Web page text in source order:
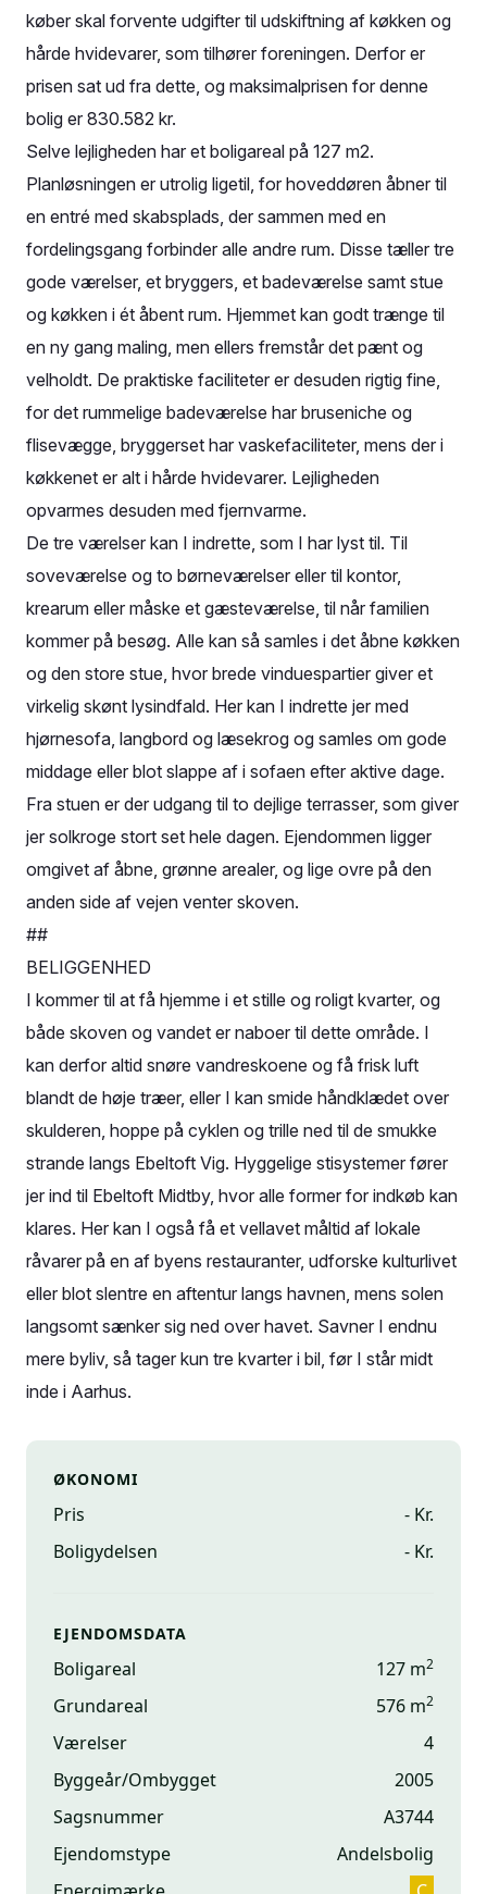
køber skal forvente udgifter til udskiftning af køkken og
hårde hvidevarer, som tilhører foreningen. Derfor er
prisen sat ud fra dette, og maksimalprisen for denne
bolig er 830.582 kr.
Selve lejligheden har et boligareal på 127 m2.
Planløsningen er utrolig ligetil, for hoveddøren åbner til
en entré med skabsplads, der sammen med en
fordelingsgang forbinder alle andre rum. Disse tæller tre
gode værelser, et bryggers, et badeværelse samt stue
og køkken i ét åbent rum. Hjemmet kan godt trænge til
en ny gang maling, men ellers fremstår det pænt og
velholdt. De praktiske faciliteter er desuden rigtig fine,
for det rummelige badeværelse har bruseniche og
flisevægge, bryggerset har vaskefaciliteter, mens der i
køkkenet er alt i hårde hvidevarer. Lejligheden
opvarmes desuden med fjernvarme.
De tre værelser kan I indrette, som I har lyst til. Til
soveværelse og to børneværelser eller til kontor,
krearum eller måske et gæsteværelse, til når familien
kommer på besøg. Alle kan så samles i det åbne køkken
og den store stue, hvor brede vinduespartier giver et
virkelig skønt lysindfald. Her kan I indrette jer med
hjørnesofa, langbord og læsekrog og samles om gode
middage eller blot slappe af i sofaen efter aktive dage.
Fra stuen er der udgang til to dejlige terrasser, som giver
jer solkroge stort set hele dagen. Ejendommen ligger
omgivet af åbne, grønne arealer, og lige ovre på den
anden side af vejen venter skoven.
##
BELIGGENHED
I kommer til at få hjemme i et stille og roligt kvarter, og
både skoven og vandet er naboer til dette område. I
kan derfor altid snøre vandreskoene og få frisk luft
blandt de høje træer, eller I kan smide håndklædet over
skulderen, hoppe på cyklen og trille ned til de smukke
strande langs Ebeltoft Vig. Hyggelige stisystemer fører
jer ind til Ebeltoft Midtby, hvor alle former for indkøb kan
klares. Her kan I også få et vellavet måltid af lokale
råvarer på en af byens restauranter, udforske kulturlivet
eller blot slentre en aftentur langs havnen, mens solen
langsomt sænker sig ned over havet. Savner I endnu
mere byliv, så tager kun tre kvarter i bil, før I står midt
inde i Aarhus.
ØKONOMI
Pris
- Kr.
Boligydelsen
- Kr.
EJENDOMSDATA
Boligareal 127 m2
Grundareal 576 m2
Værelser
4
Byggeår/Ombygget
2005
Sagsnummer
A3744
Ejendomstype
Andelsbolig